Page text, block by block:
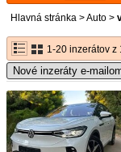
Hlavná stránka >Auto >
1-20 inzerátov z
Nové inzeráty e-